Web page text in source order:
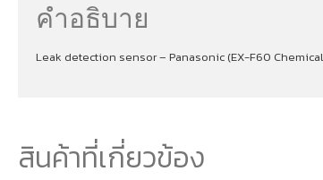
คำอธิบาย
Leak detection sensor – Panasonic (EX-F60
สินค้าที่เกี่ยวข้อง